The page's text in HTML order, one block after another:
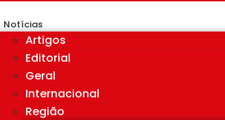
Notícias
Artigos
Editorial
Geral
Internacional
Região